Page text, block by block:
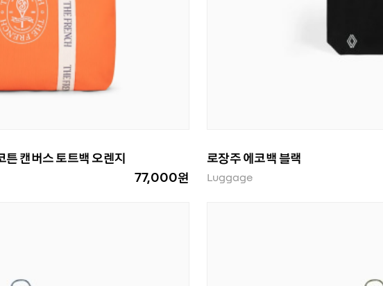
캔버스 토트백 오렌지
77,000원
로장주 에코백 블랙
Luggage